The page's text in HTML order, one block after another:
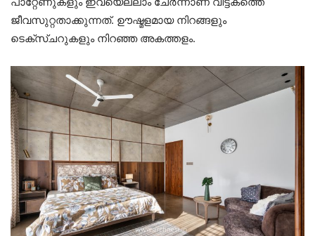
ജീവസുറ്റതാക്കുന്നത്. ഊഷ്മളമായ നിറങ്ങളും
ടെക്സ്ചറുകളും നിറഞ്ഞ അകത്തളം.